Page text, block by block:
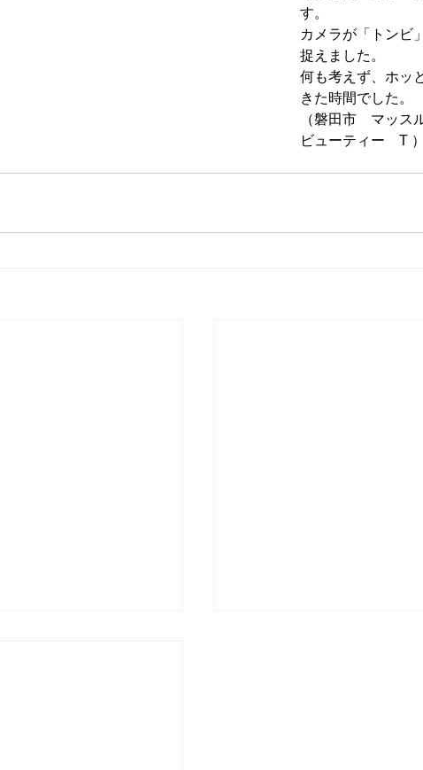
す。
カメラが「トンビ
捉えました。
何も考えず、ホッ
きた時間でした。
（磐田市　マッス
ビューティー　T ）